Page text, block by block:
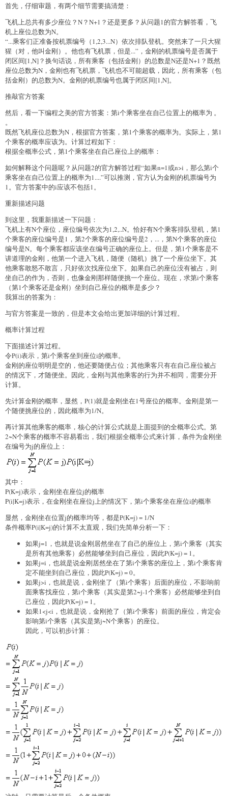
首先，仔细审题，有两个细节需要搞清楚：
飞机上总共有多少座位？N？N+1？还是更多？从问题1的官方解答看，飞
机上座位总数为N。
“...乘客们正准备按机票编号（1,2,3...N）依次排队登机。突然来了一只大猩
猩（对，他叫金刚）。他也有飞机票，但是...”，金刚的机票编号是否属于
闭区间[1,N]？换句话说，所有乘客（包括金刚）的总数是N还是N+1？既然
座位总数为N，金刚也有飞机票，飞机也不可能超载，因此，所有乘客（包
括金刚）的总数为N。金刚的机票编号也属于闭区间[1,N]。
推敲官方答案
然后，看一下编程之美的官方答案：第i个乘客坐在自己位置上的概率为 。
。
既然飞机座位总数为N，根据官方答案，第1个乘客的概率为。实际上，第1
个乘客的概率应该为。计算过程如下：
根据全概率公式，第1个乘客坐在自己座位上的概率：
如何解释这个问题呢？从问题2的官方解答过程“如果n=1或n>i，那么第i个
乘客坐在自己位置上的概率为1....”可以推测，官方认为金刚的机票编号为
1。官方答案中的i应该不包括1。
重新描述问题
到这里，我重新描述一下问题：
飞机上有N个座位，座位编号依次为1,2,..N。恰好有N个乘客排队登机，第1
个乘客的座位编号是1，第2个乘客的座位编号是2，...，第N个乘客的座位
编号是N。每个乘客都应该坐在编号正确的座位上。但是，第1个乘客是不
讲道理的金刚，他第一个进入飞机，随便（随机）挑了一个座位坐下。其
他乘客敢怒不敢言，只好依次找座位坐下。如果自己的座位没有被占，则
坐自己的作为，否则，也像金刚那样随便挑一个座位。现在，求第i个乘客
（第1个乘客还是金刚）坐到自己座位的概率是多少？
我算出的答案为：
与官方答案是一致的，但是本文会给出更加详细的计算过程。
概率计算过程
下面描述计算过程。
令P(i)表示，第i个乘客坐到座位i的概率。
金刚的座位明明是空的，他还要随便占位；其他乘客只有在自己座位被占
的情况下，才随便坐。因此，金刚与其他乘客的行为并不相同，需要分开
计算。
先计算金刚的概率，显然，P(1)就是金刚坐在1号座位的概率。金刚是第一
个随便挑座位的，因此概率为1/N。
再计算其他乘客的概率，核心的计算公式就是上面提到的全概率公式。第
2~N个乘客的概率不容易看出，我们根据全概率公式来计算，条件为金刚坐
在编号为j的座位上：
其中：
P(K=j)表示，金刚坐在座位j的概率
P(i|K=j)表示，在金刚坐在座位j上的情况下，第i个乘客坐在座位i的概率
显然，金刚坐在位置j的概率均等，都是P(K=j) = 1/N
条件概率P(i|K=j)的计算不太直观，我们先简单分析一下：
如果j=1，也就是说金刚居然坐在了自己的座位上，第i个乘客（其实
是所有其他乘客）必然能够坐到自己座位，因此P(K=j) = 1。
如果j=i，也就是说金刚居然坐在了第i个乘客的座位上，第i个乘客肯
定不能坐到自己座位，因此P(K=j) = 0。
如果j>i，也就是说，金刚坐了（第i个乘客）后面的座位，不影响前
面乘客找座位，第i个乘客（其实是第2~j-1个乘客）必然能够坐到自
己座位，因此P(K=j) = 1。
如果1<j<i，也就是说，金刚抢了（第i个乘客）前面的座位，肯定会
影响第i个乘客（其实是第j~N个乘客）的座位。
因此，可以初步计算：